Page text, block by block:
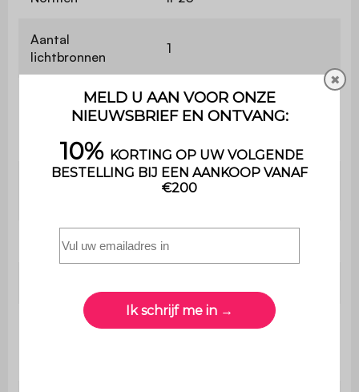
Aantal
lichtbronnen
1
Compatibiliteit
E27 lamp (niet
meegeleverd)
Kabel
180 cm
Gewicht 4,5 kg
✖